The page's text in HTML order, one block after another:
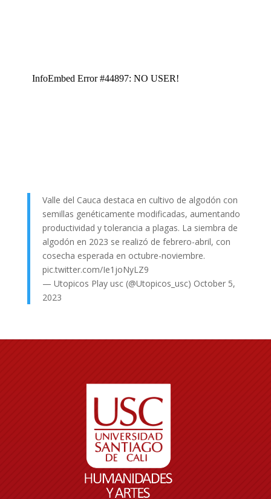
Valle del Cauca destaca en cultivo de algodón con
semillas genéticamente modificadas, aumentando
productividad y tolerancia a plagas. La siembra de
algodón en 2023 se realizó de febrero-abril, con
cosecha esperada en octubre-noviembre.
pic.twitter.com/Ie1joNyLZ9
— Utopicos Play usc (@Utopicos_usc) October 5,
2023